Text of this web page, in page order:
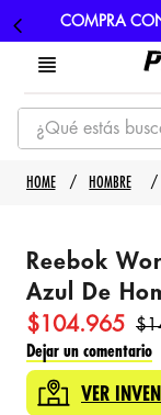
COMPRA
¿Qué estás buscando?
TÉRMINOS MÁS
nike
4 guayos
5. gorras
HOMBRE
Reebok
Azul De
$104.965 $
Dejar un comentario
VER